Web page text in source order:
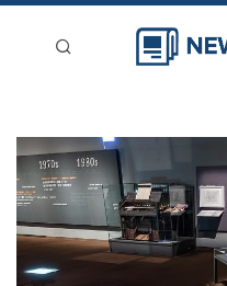
新聞稿分類
登入
刊登